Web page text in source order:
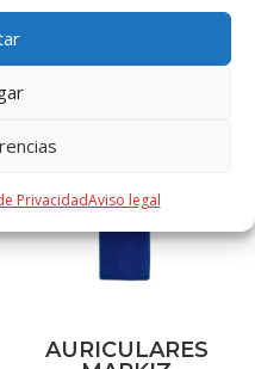
PrivacidadAviso legal
AURICULARES